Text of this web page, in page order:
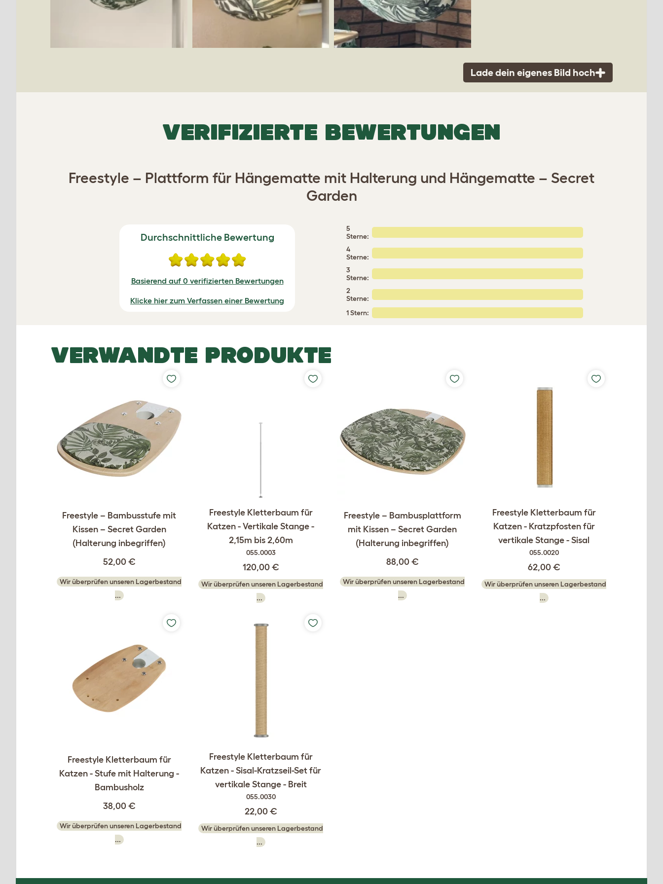
Lade dein eigenes Bild hoch
VERIFIZIERTE BEWERTUNGEN
Freestyle – Plattform für Hängematte mit Halterung und Hängematte – Secret
Garden
Durchschnittliche Bewertung
Basierend auf 0 verifizierten Bewertungen
Klicke hier zum Verfassen einer Bewertung
5
Sterne:
4
Sterne:
3
Sterne:
2
Sterne:
1 Stern:
VERWANDTE PRODUKTE
Freestyle – Bambusstufe mit
Kissen – Secret Garden
(Halterung inbegriffen)
52,00 €
Wir überprüfen unseren Lagerbestand
...
Freestyle Kletterbaum für
Katzen - Vertikale Stange -
2,15m bis 2,60m
055.0003
120,00 €
Wir überprüfen unseren Lagerbestand
...
Freestyle – Bambusplattform
mit Kissen – Secret Garden
(Halterung inbegriffen)
88,00 €
Wir überprüfen unseren Lagerbestand
...
Freestyle Kletterbaum für
Katzen - Kratzpfosten für
vertikale Stange - Sisal
055.0020
62,00 €
Wir überprüfen unseren Lagerbestand
...
Freestyle Kletterbaum für
Katzen - Stufe mit Halterung -
Bambusholz
38,00 €
Wir überprüfen unseren Lagerbestand
...
Freestyle Kletterbaum für
Katzen - Sisal-Kratzseil-Set für
vertikale Stange - Breit
055.0030
22,00 €
Wir überprüfen unseren Lagerbestand
...